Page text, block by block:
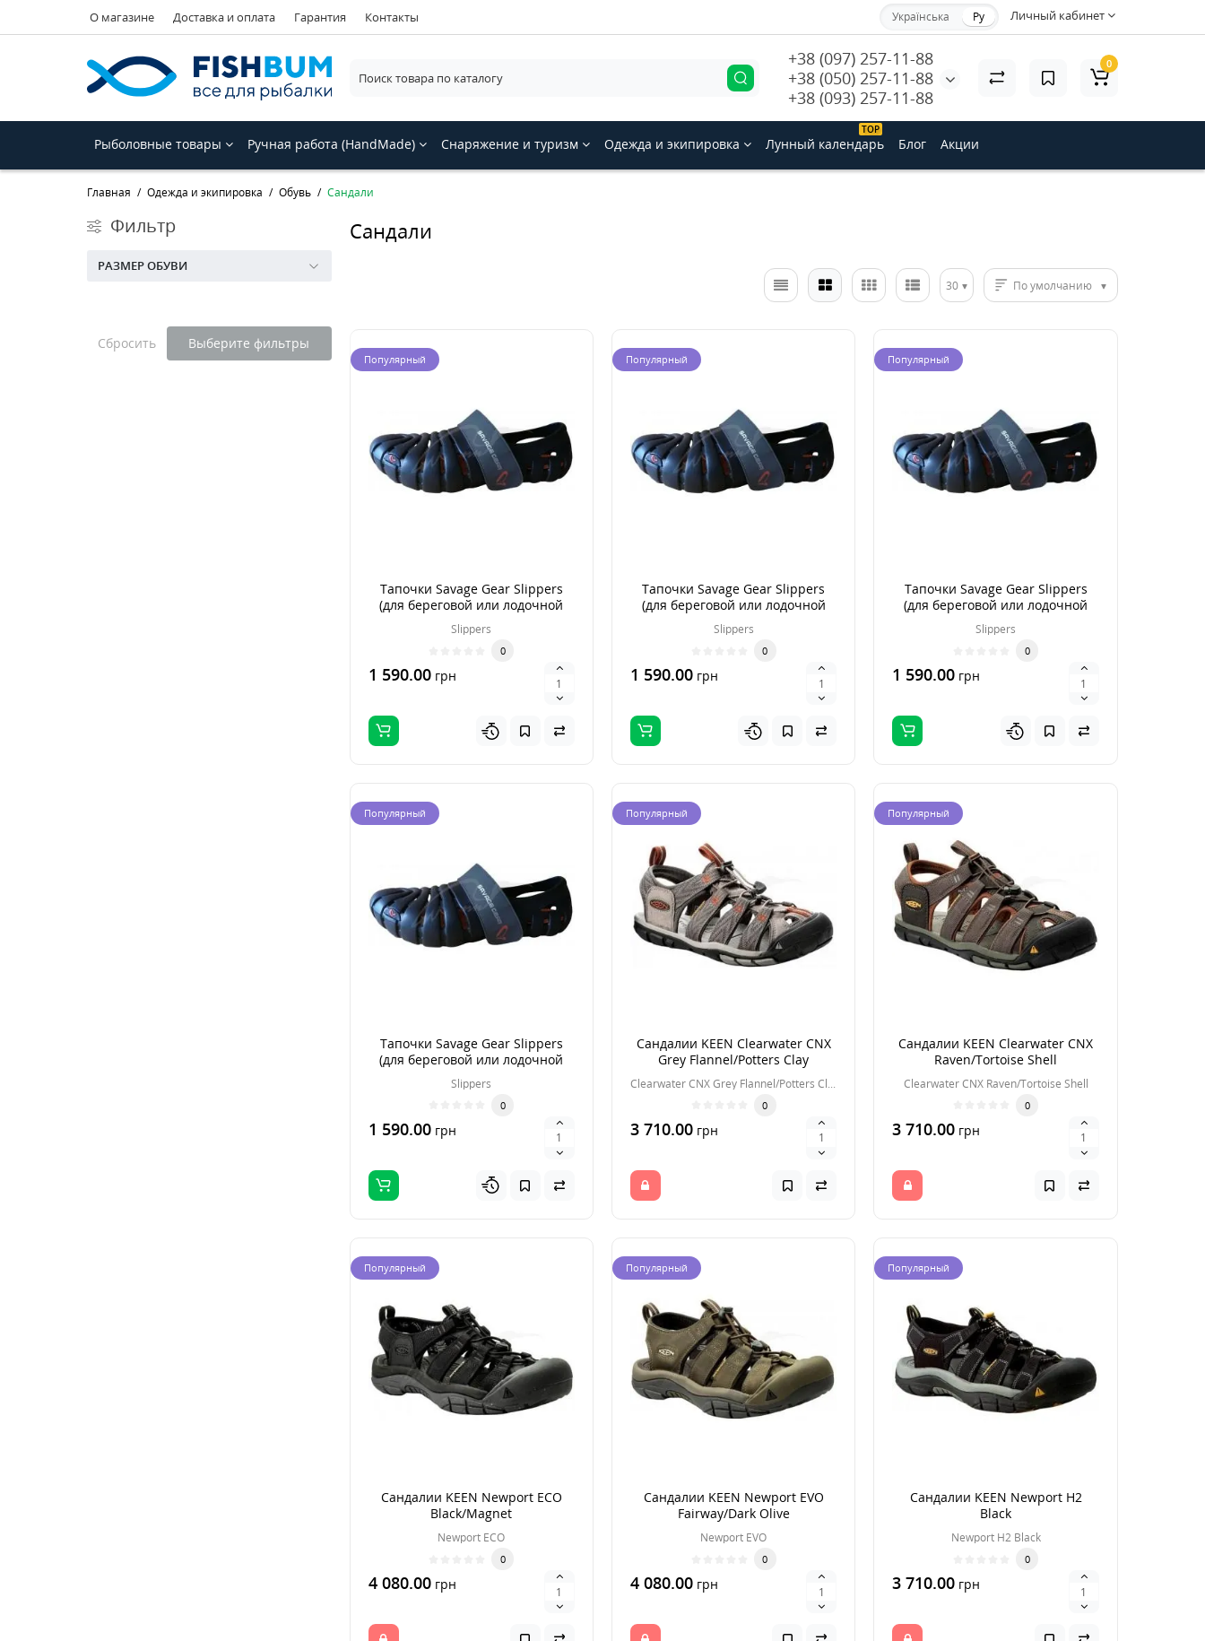
О магазине Доставка и оплата Гарантия Контакты Личный кабинет
Українська Ру
+38 (097) 257-11-88
+38 (050) 257-11-88
+38 (093) 257-11-88
0
Рыболовные товары Ручная работа (HandMade) Снаряжение и туризм Одежда и экипировка
ТОP
Лунный календарь Блог Акции
Главная Одежда и экипировка Обувь Сандали
Фильтр
РАЗМЕР ОБУВИ
Сбросить Выберите фильтры
Сандали
30 По умолчанию
Популярный
Тапочки Savage Gear Slippers
(для береговой или лодочной
рыбалки) р. 41
Slippers
0
1 590.00грн
Популярный
Тапочки Savage Gear Slippers
(для береговой или лодочной
рыбалки) р. 42
Slippers
0
1 590.00грн
Популярный
Тапочки Savage Gear Slippers
(для береговой или лодочной
рыбалки) р. 43
Slippers
0
1 590.00 грн
Популярный
Тапочки Savage Gear Slippers
(для береговой или лодочной
рыбалки) р. 45
Slippers
0
1 590.00грн
Популярный
Сандалии KEEN Clearwater CNX
Grey Flannel/Potters Clay
Clearwater CNX Grey Flannel/Potters Clay
0
3 710.00грн
Популярный
Сандалии KEEN Clearwater CNX
Raven/Tortoise Shell
Clearwater CNX Raven/Tortoise Shell
0
3 710.00 грн
Популярный
Сандалии KEEN Newport ECO
Black/Magnet
Newport ECO
0
4 080.00грн
Популярный
Сандалии KEEN Newport EVO
Fairway/Dark Olive
Newport EVO
0
4 080.00грн
Популярный
Сандалии KEEN Newport H2
Black
Newport H2 Black
0
3 710.00 грн